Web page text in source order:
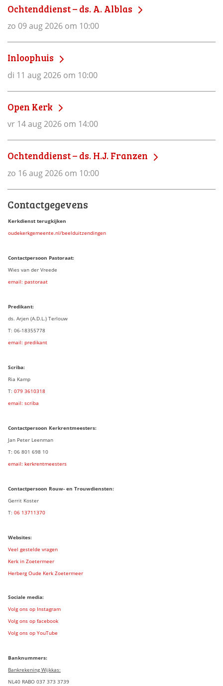
Ochtenddienst – ds. A. Alblas
zo 09 aug 2026 om 10:00
Inloophuis
di 11 aug 2026 om 10:00
Open Kerk
vr 14 aug 2026 om 14:00
Ochtenddienst – ds. H.J. Franzen
zo 16 aug 2026 om 10:00
Contactgegevens
Kerkdienst terugkijken
oudekerkgemeente.nl/beelduitzendingen
Contactpersoon Pastoraat:
Wies van der Vreede
email: pastoraat
Predikant:
ds. Arjen (A.D.L.) Terlouw
T: 06-18355778
email: predikant
Scriba:
Ria Kamp
T: 079 3610318
email: scriba
Contactpersoon Kerkrentmeesters:
Jan Peter Leenman
T: 06 801 698 10
email: kerkrentmeesters
Contactpersoon Rouw- en Trouwdiensten:
Gerrit Koster
T: 06 13711370
Websites:
Veel gestelde vragen
Kerk in Zoetermeer
Herberg Oude Kerk Zoetermeer
Sociale media:
Volg ons op Instagram
Volg ons op facebook
Volg ons op YouTube
Banknummers:
Bankrekening Wijkkas:
NL40 RABO 037 373 3739